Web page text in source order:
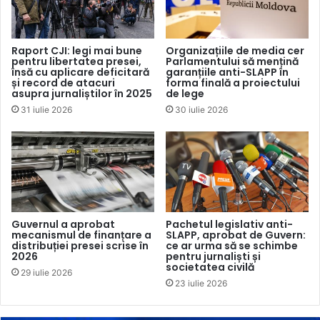
Federația Rusă, 87 (echivalentul a 21,3%) din România, 21
din Marea Britanie, 20 din Țările de Jos și 19 din Ucraina.
Alte 75 de canale provin din SUA, Cehia, Bulgaria, Turcia,
Germania, Austria, Irlanda, Franța, Italia, Spania, Serbia,
Slovacia, Letonia, Lituania și Estonia.
difuzează conținut în una sau mai multe limbi, printre care:
turcă, cehă, germană, arabă, franceză, spaniolă,
portugheză, italiană și rusă. În cazul a 10 dintre acestea,
limba rusă este utilizată alături de alte limbi, în combinații
precum: ucraineană/rusă/engleză,
română/rusă/engleză/cehă, rusă/engleză/turcă sau
rusă/engleză/arabă/portugheză.
Raport CJI: legi mai bune
pentru libertatea presei,
însă cu aplicare deficitară
și record de atacuri
asupra jurnaliștilor în 2025
31 iulie 2026
Organizațiile de media cer
Parlamentului să mențină
garanțiile anti-SLAPP în
forma finală a proiectului
de lege
30 iulie 2026
Guvernul a aprobat
mecanismul de finanțare a
distribuției presei scrise în
2026
29 iulie 2026
Pachetul legislativ anti-
SLAPP, aprobat de Guvern:
ce ar urma să se schimbe
pentru jurnaliști și
societatea civilă
23 iulie 2026